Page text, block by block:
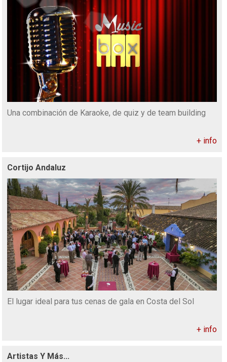
Una combinación de Karaoke, de quiz y de team building
+ info
Cortijo Andaluz
El lugar ideal para tus cenas de gala en Costa del Sol
+ info
Artistas Y Más...